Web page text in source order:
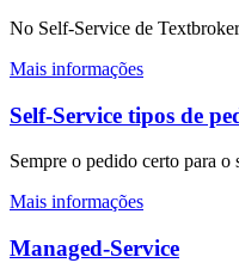
No Self-Service de
Mais informações
Self-Service tipos de
Sempre o pedido certo para
Mais informações
Managed-Service